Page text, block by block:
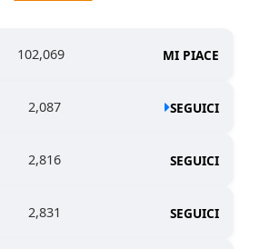
102,069 MI PIACE
2,087 SEGUICI
2,816 SEGUICI
2,831 SEGUICI